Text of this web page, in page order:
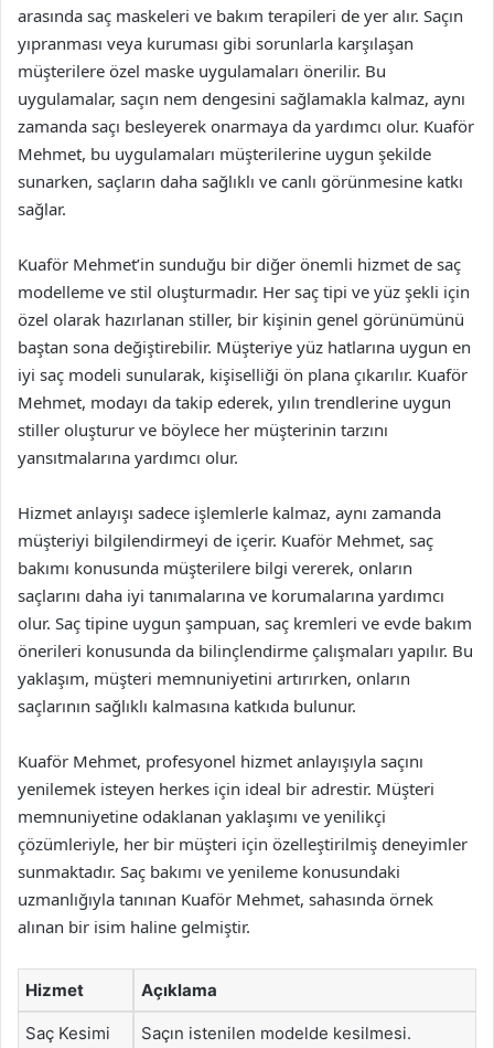
arasında saç maskeleri ve bakım terapileri de yer alır. Saçın
yıpranması veya kuruması gibi sorunlarla karşılaşan
müşterilere özel maske uygulamaları önerilir. Bu
uygulamalar, saçın nem dengesini sağlamakla kalmaz, aynı
zamanda saçı besleyerek onarmaya da yardımcı olur. Kuaför
Mehmet, bu uygulamaları müşterilerine uygun şekilde
sunarken, saçların daha sağlıklı ve canlı görünmesine katkı
sağlar.
Kuaför Mehmet’in sunduğu bir diğer önemli hizmet de saç
modelleme ve stil oluşturmadır. Her saç tipi ve yüz şekli için
özel olarak hazırlanan stiller, bir kişinin genel görünümünü
baştan sona değiştirebilir. Müşteriye yüz hatlarına uygun en
iyi saç modeli sunularak, kişiselliği ön plana çıkarılır. Kuaför
Mehmet, modayı da takip ederek, yılın trendlerine uygun
stiller oluşturur ve böylece her müşterinin tarzını
yansıtmalarına yardımcı olur.
Hizmet anlayışı sadece işlemlerle kalmaz, aynı zamanda
müşteriyi bilgilendirmeyi de içerir. Kuaför Mehmet, saç
bakımı konusunda müşterilere bilgi vererek, onların
saçlarını daha iyi tanımalarına ve korumalarına yardımcı
olur. Saç tipine uygun şampuan, saç kremleri ve evde bakım
önerileri konusunda da bilinçlendirme çalışmaları yapılır. Bu
yaklaşım, müşteri memnuniyetini artırırken, onların
saçlarının sağlıklı kalmasına katkıda bulunur.
Kuaför Mehmet, profesyonel hizmet anlayışıyla saçını
yenilemek isteyen herkes için ideal bir adrestir. Müşteri
memnuniyetine odaklanan yaklaşımı ve yenilikçi
çözümleriyle, her bir müşteri için özelleştirilmiş deneyimler
sunmaktadır. Saç bakımı ve yenileme konusundaki
uzmanlığıyla tanınan Kuaför Mehmet, sahasında örnek
alınan bir isim haline gelmiştir.
Hizmet Açıklama
Saç Kesimi Saçın istenilen modelde kesilmesi.